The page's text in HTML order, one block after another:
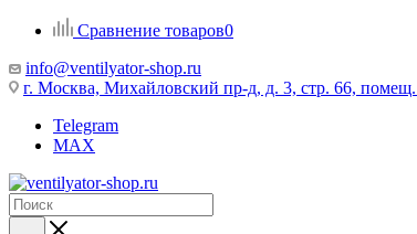
Сравнение товаров0
info@ventilyator-shop.ru
г. Москва, Михайловский пр-д, д. 3, cтр. 66,
Telegram
MAX